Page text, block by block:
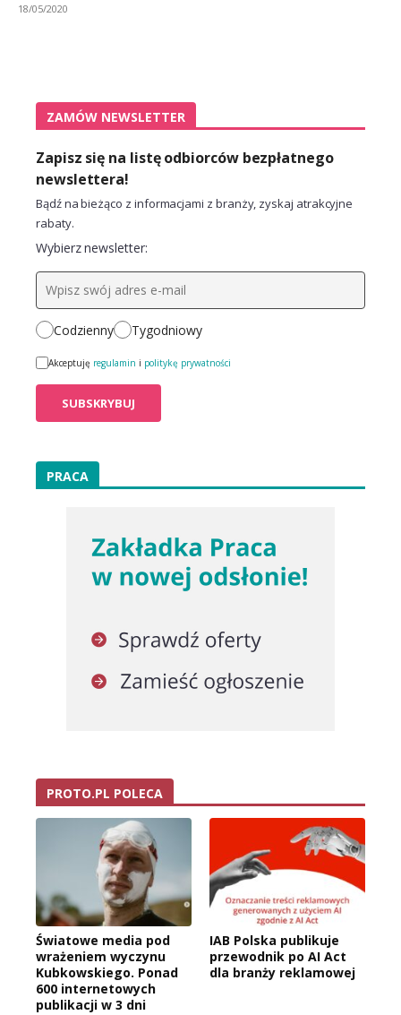
18/05/2020
ZAMÓW NEWSLETTER
Zapisz się na listę odbiorców bezpłatnego
newslettera!
Bądź na bieżąco z informacjami z branży, zyskaj atrakcyjne
rabaty.
Wybierz newsletter:
Codzienny Tygodniowy
Akceptuję regulamin i politykę prywatności
PRACA
PROTO.PL POLECA
Światowe media pod
wrażeniem wyczynu
Kubkowskiego. Ponad
600 internetowych
publikacji w 3 dni
IAB Polska publikuje
przewodnik po AI Act
dla branży reklamowej